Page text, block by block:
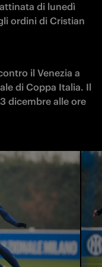
di lunedì
ordini di Cristian
il Venezia a
di Coppa Italia. Il
dicembre alle ore